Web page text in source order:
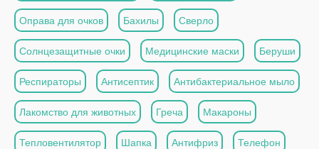
Оправа для очков Бахилы Сверло
Солнцезащитные очки Медицинские маски Беруши
Респираторы Антисептик Антибактериальное мыло
Лакомство для животных Греча Макароны
Тепловентилятор Шапка Антифриз Телефон